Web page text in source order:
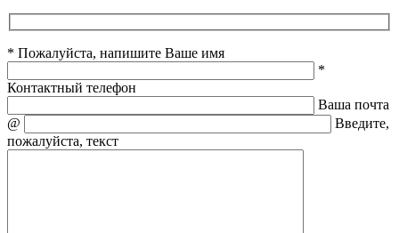
* Пожалуйста, напишите Ваше имя
*
Контактный телефон
Ваша почта
@
Введите,
пожалуйста, текст